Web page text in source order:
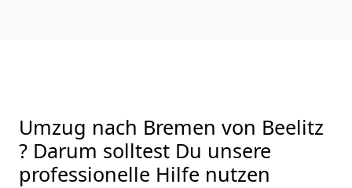
Umzug nach Bremen von Beelitz
? Darum solltest Du unsere
professionelle Hilfe nutzen